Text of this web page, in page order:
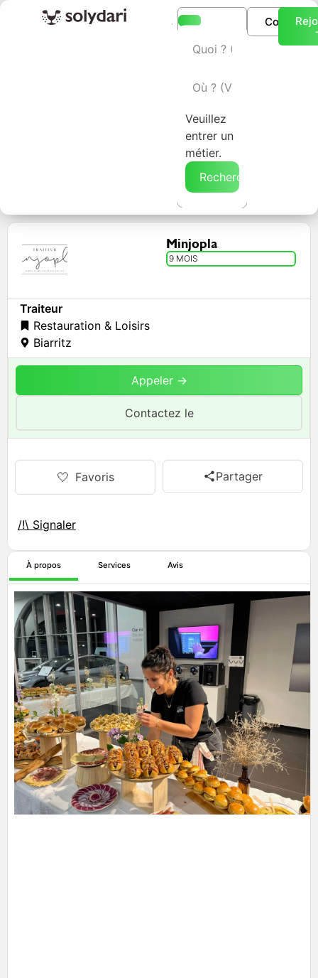
Veuillez
entrer un
métier.
Rechercher →
Minjopla
9 MOIS
Traiteur
Restauration & Loisirs
Biarritz
Appeler →
Contactez le
🤍 Favoris Partager
/!\ Signaler
À propos Services Avis